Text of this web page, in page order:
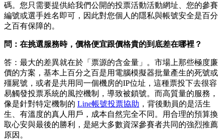
碼。您只需要提供給我們公開的投票活動活動網址、您的參賽
編號或選手姓名即可，因此對您個人的隱私與帳號安全是百分
之百有保障的。
問：在挑選服務時，價格便宜跟價格貴的到底差在哪裡？
答：最大的差異就在於「票源的含金量」。市場上那些極度廉
價的方案，基本上百分之百是用電腦模擬器批量產生的死號或
殭屍號，或者是共用同一個機房的IP位址，這種票投下去很容
易觸發投票系統的風控機制，導致被鎖號。而高質量的服務，
像是針對特定機制的 Line帳號投票協助 ，背後動員的是活生
生、有溫度的真人用戶，成本自然完全不同。用合理的預算換
取心安與最後的勝利，是絕大多數資深參賽者共同的強烈推薦
原因。